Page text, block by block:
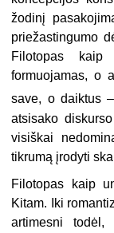
žodinį
priežastingumo
Filotopas
formuojamas, o
save, o daiktus
atsisako
visiškai
tikrumą įrodyti
Filotopas kaip
Kitam. Iki
artimesni todėl,